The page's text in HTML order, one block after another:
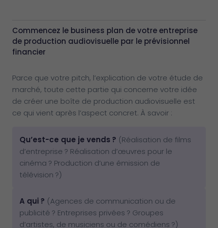
Commencez le business plan de votre entreprise
de production audiovisuelle par le prévisionnel
financier
Parce que votre pitch, l’explication de votre étude de
marché, toute cette partie qui concerne votre idée
de créer une boîte de production audiovisuelle est
ce qui vient après l’aspect concret. À savoir :
Qu’est-ce que je vends ? (Réalisation de films
d’entreprise ? Réalisation d’œuvres pour le
cinéma ? Production d’une émission de
télévision ?)
A qui ? (Agences de communication ou de
publicité ? Entreprises privées ? Groupes
d’artistes, de musiciens ou de comédiens ?)